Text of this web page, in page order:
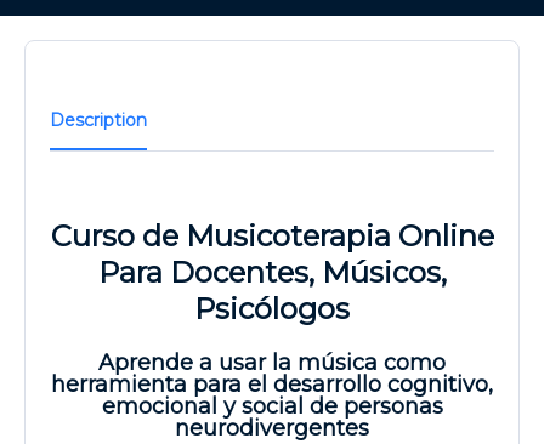
Description
Curso de Musicoterapia Online
Para Docentes, Músicos,
Psicólogos
Aprende a usar la música como
herramienta para el desarrollo cognitivo,
emocional y social de personas
neurodivergentes